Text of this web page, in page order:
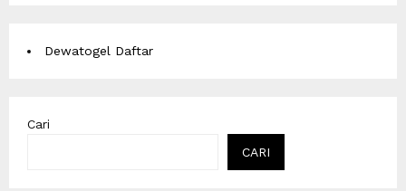
Dewatogel Daftar
Cari
CARI